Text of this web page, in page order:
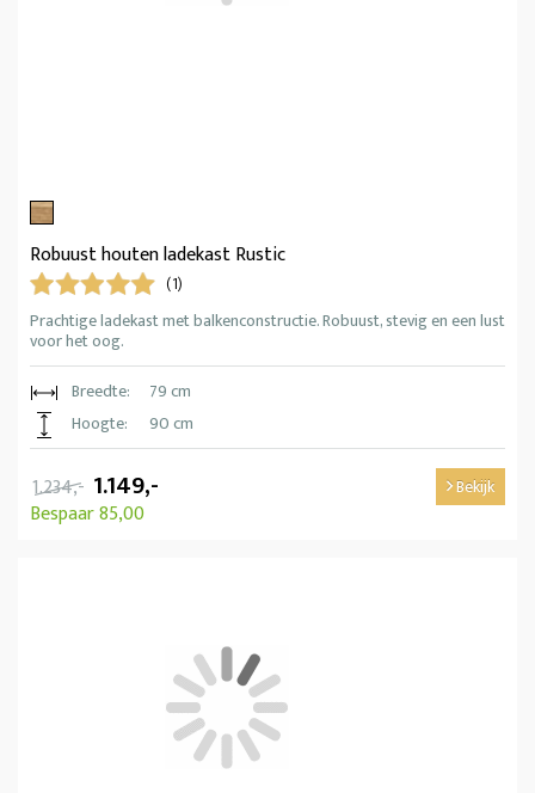
Robuust houten ladekast Rustic
(1)
Prachtige ladekast met balkenconstructie. Robuust, stevig en een lust
voor het oog.
Breedte:
79 cm
Hoogte:
90 cm
1.234,- 1.149,-
Bespaar 85,00
Bekijk